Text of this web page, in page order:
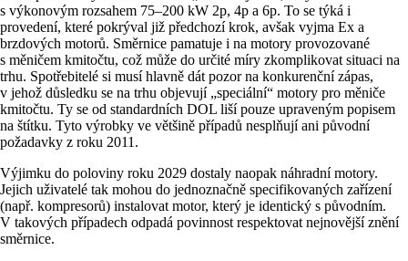
s výkonovým rozsahem 75–200 kW 2p, 4p a 6p. To se týká i
provedení, které pokrýval již předchozí krok, avšak vyjma Ex a
brzdových motorů. Směrnice pamatuje i na motory provozované
s měničem kmitočtu, což může do určité míry zkomplikovat situaci na
trhu. Spotřebitelé si musí hlavně dát pozor na konkurenční zápas,
v jehož důsledku se na trhu objevují „speciální“ motory pro měniče
kmitočtu. Ty se od standardních DOL liší pouze upraveným popisem
na štítku. Tyto výrobky ve většině případů nesplňují ani původní
požadavky z roku 2011.
Výjimku do poloviny roku 2029 dostaly naopak náhradní motory.
Jejich uživatelé tak mohou do jednoznačně specifikovaných zařízení
(např. kompresorů) instalovat motor, který je identický s původním.
V takových případech odpadá povinnost respektovat nejnovější znění
směrnice.